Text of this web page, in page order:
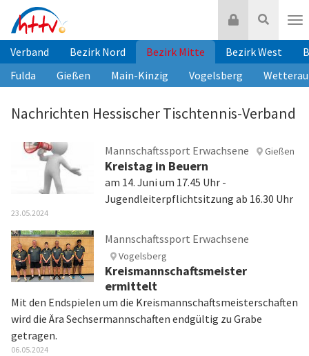
Inhalt
springen
Suche
Login
Verband Bezirk Nord Bezirk Mitte Bezirk West
Fulda
Gießen Main-Kinzig Vogelsberg Wetterau
Nachrichten Hessischer Tischtennis-Verband
Mannschaftssport Erwachsene Gießen
Kreistag in Beuern
am 14. Juni um 17.45 Uhr -
Jugendleiterpflichtsitzung ab 16.30 Uhr
23.05.2024
Mannschaftssport Erwachsene
Vogelsberg
Kreismannschaftsmeister
ermittelt
Mit den Endspielen um die Kreismannschaftsmeisterschaften
wird die Ära Sechsermannschaften endgültig zu Grabe
getragen.
06.05.2024